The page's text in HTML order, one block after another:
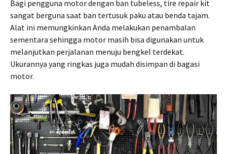
Bagi pengguna motor dengan ban tubeless, tire repair kit
sangat berguna saat ban tertusuk paku atau benda tajam.
Alat ini memungkinkan Anda melakukan penambalan
sementara sehingga motor masih bisa digunakan untuk
melanjutkan perjalanan menuju bengkel terdekat.
Ukurannya yang ringkas juga mudah disimpan di bagasi
motor.